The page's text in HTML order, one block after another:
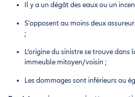
Il y a un dégât des eaux ou un
S'opposent au moins deux
;
L’origine du sinistre se trouve
immeuble mitoyen/voisin ;
Les dommages sont inférieurs ou